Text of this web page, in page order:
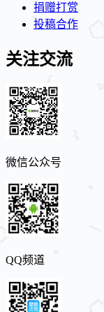
捐赠打赏
投稿合作
关注交流
微信公众号
QQ频道